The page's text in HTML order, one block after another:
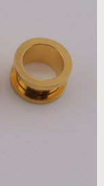
سوالات
متداول